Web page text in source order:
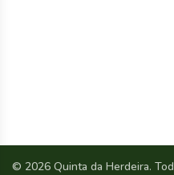
© 2026 Quinta da Herdeira.